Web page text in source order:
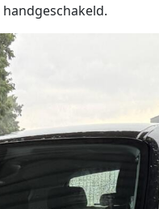
handgeschakeld.